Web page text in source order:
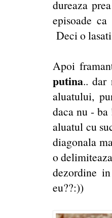
dureaza
episoade
Deci o
Apoi
putina.. dar
aluatului,
daca nu -
aluatul cu
diagonala
o
dezordine
eu??:))